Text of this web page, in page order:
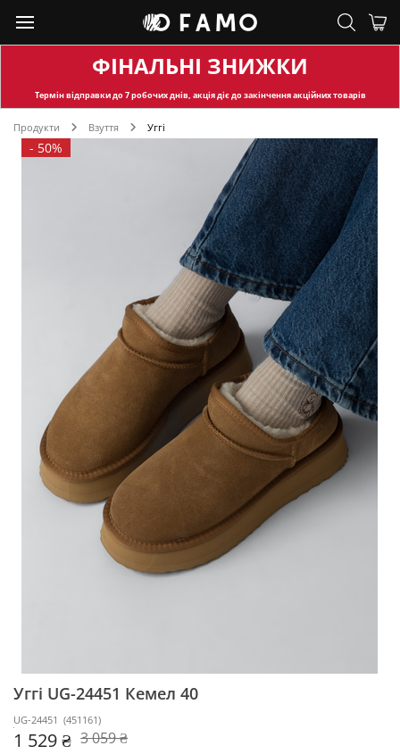
ФІНАЛЬНІ ЗНИЖКИ
Термін відправкидо 7 робочих днів, акція діє до закінчення акційних товарів
Продукти Взуття Уггі
- 50%
Уггі UG-24451 Кемел 40
UG-24451 (451161)
1 529 ₴ 3 059 ₴